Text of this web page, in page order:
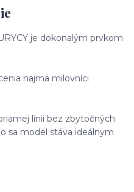
je dokonalým prvkom
najmä milovníci
línii bez zbytočných
sa model stáva ideálnym